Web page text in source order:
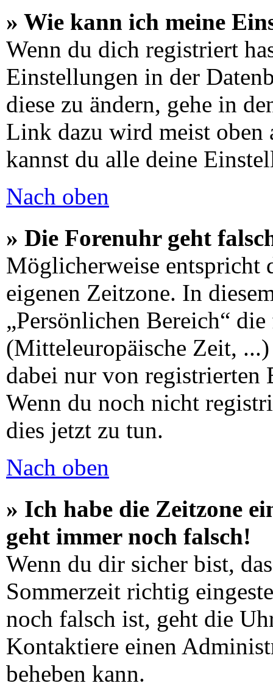
» Wie kann ich meine
Wenn du dich registriert
Einstellungen in der
diese zu ändern, gehe in
Link dazu wird meist oben
kannst du alle deine
Nach oben
» Die Forenuhr geht
Möglicherweise entspricht
eigenen Zeitzone. In
„Persönlichen Bereich“
(Mitteleuropäische Zeit,
dabei nur von registrierten
Wenn du noch nicht
dies jetzt zu tun.
Nach oben
» Ich habe die Zeitzone
geht immer noch falsch!
Wenn du dir sicher bist,
Sommerzeit richtig
noch falsch ist, geht die
Kontaktiere einen
beheben kann.